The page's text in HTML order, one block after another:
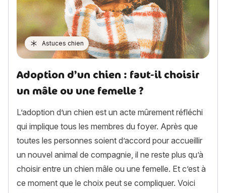
Astuces chien
Adoption d’un chien : faut-il choisir
un mâle ou une femelle ?
L’adoption d’un chien est un acte mûrement réfléchi
qui implique tous les membres du foyer. Après que
toutes les personnes soient d’accord pour accueillir
un nouvel animal de compagnie, il ne reste plus qu’à
choisir entre un chien mâle ou une femelle. Et c’est à
ce moment que le choix peut se compliquer. Voici